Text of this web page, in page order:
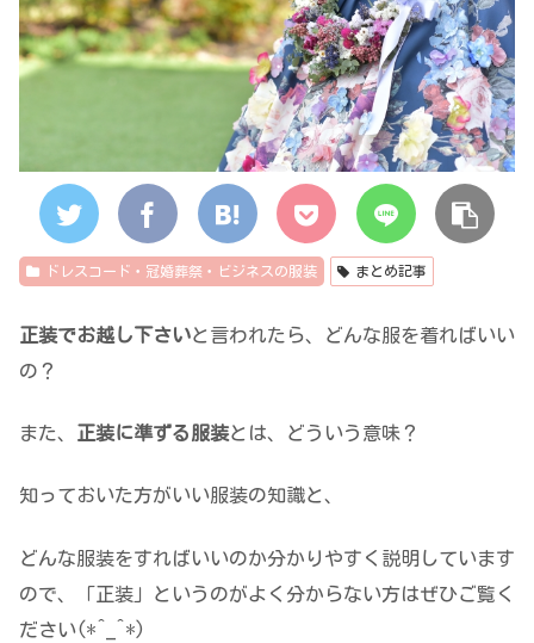
ドレスコード・冠婚葬祭・ビジネスの服装 まとめ記事
正装でお越し下さいと言われたら、どんな服を着ればいい
の？
また、 正装に準ずる服装とは、どういう意味？
知っておいた方がいい服装の知識と、
どんな服装をすればいいのか分かりやすく説明しています
ので、「正装」というのがよく分からない方はぜひご覧く
ださい(*^_^*)